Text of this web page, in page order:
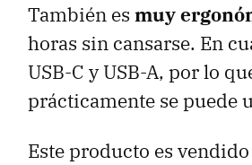
También es muy
horas sin cansarse. En
USB-C y USB-A, por lo
prácticamente se puede
Este producto es